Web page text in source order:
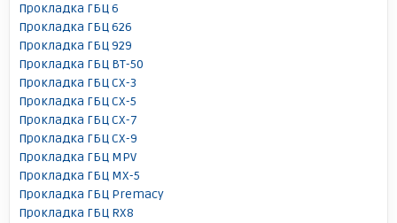
Прокладка ГБЦ 6
Прокладка ГБЦ 626
Прокладка ГБЦ 929
Прокладка ГБЦ BT-50
Прокладка ГБЦ CX-3
Прокладка ГБЦ CX-5
Прокладка ГБЦ CX-7
Прокладка ГБЦ CX-9
Прокладка ГБЦ MPV
Прокладка ГБЦ MX-5
Прокладка ГБЦ Premacy
Прокладка ГБЦ RX8